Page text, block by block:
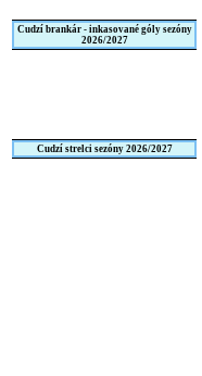
Cudzí brankár - inkasované góly sezóny
2026/2027
Cudzí strelci sezóny 2026/2027